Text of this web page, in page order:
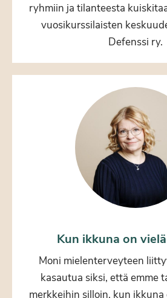
ryhmiin ja tilanteesta
vuosikurssilaisten
Defenssi ry.
Kun ikkuna on
Moni mielenterveyteen
kasautua siksi, että emme
merkkeihin silloin, kun ikkuna